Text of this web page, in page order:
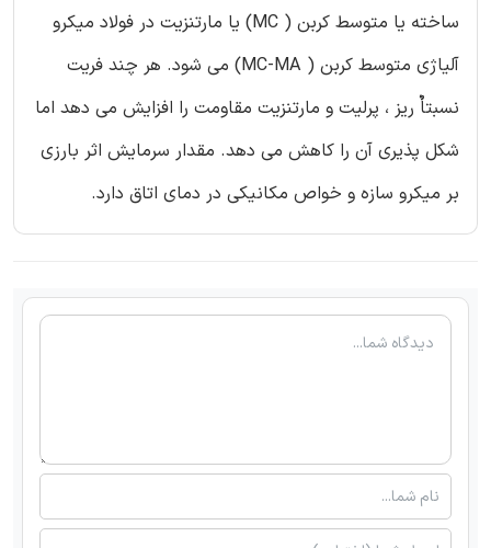
ساخته یا متوسط کربن ( MC) یا مارتنزیت در فولاد میکرو
آلیاژی متوسط کربن ( MC-MA) می شود. هر چند فریت
نسبتاٌ ریز ، پرلیت و مارتنزیت مقاومت را افزایش می دهد اما
شکل پذیری آن را کاهش می دهد. مقدار سرمایش اثر بارزی
بر میکرو سازه و خواص مکانیکی در دمای اتاق دارد.